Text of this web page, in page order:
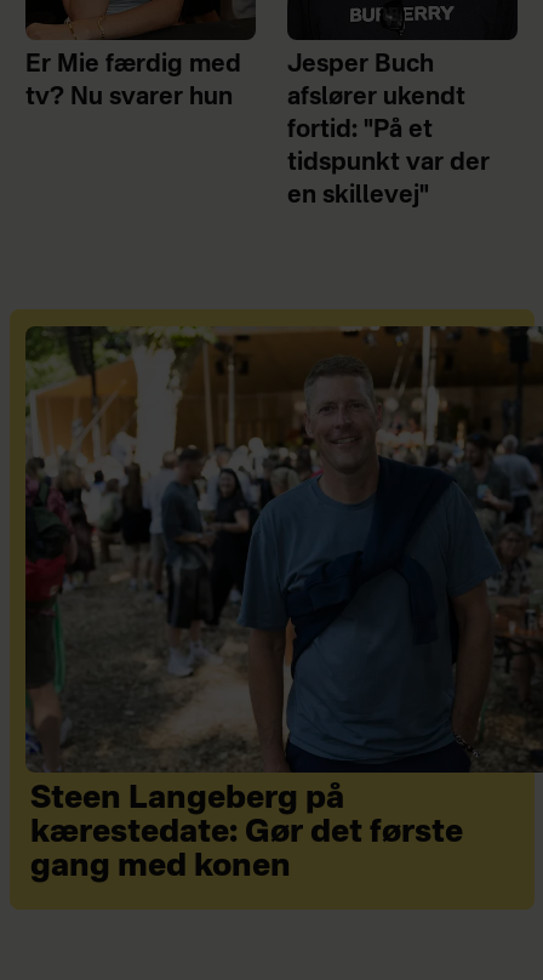
Er Mie færdig med
tv? Nu svarer hun
Jesper Buch
afslører ukendt
fortid: "På et
tidspunkt var der
en skillevej"
Steen Langeberg på
kærestedate: Gør det første
gang med konen